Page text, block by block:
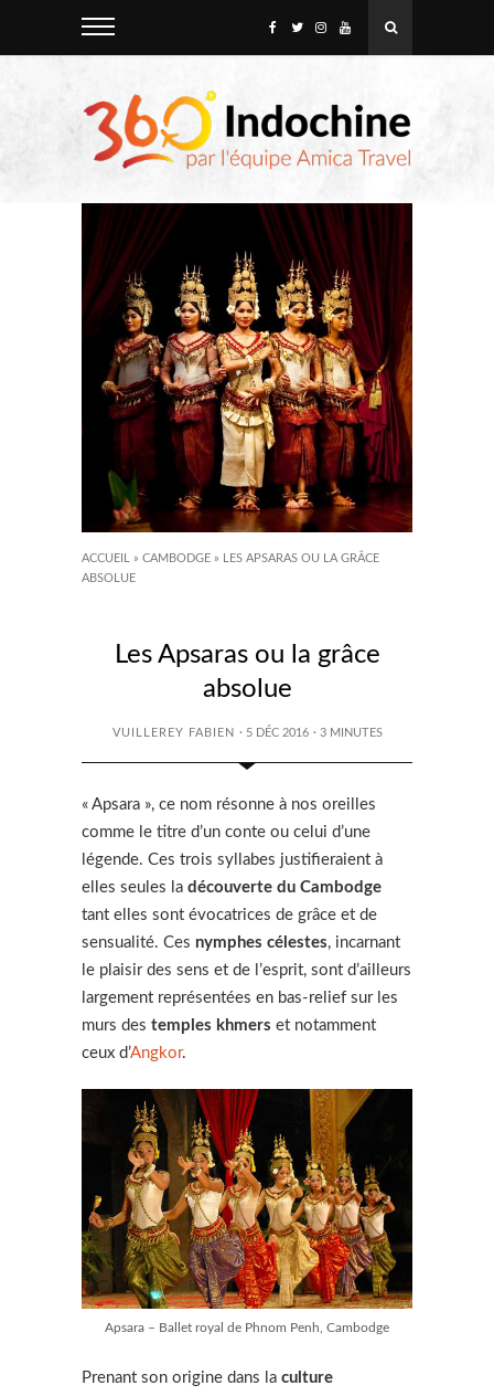
ACCUEIL » CAMBODGE »
LES APSARAS OU LA GRÂCE
ABSOLUE
Les Apsaras ou la grâce
absolue
VUILLEREY FABIEN · 5 DÉC 2016 · 3 MINUTES
« Apsara », ce nom résonne à nos oreilles
comme le titre d’un conte ou celui d’une
légende. Ces trois syllabes justifieraient à
elles seules la découverte du Cambodge
tant elles sont évocatrices de grâce et de
sensualité. Ces nymphes célestes, incarnant
le plaisir des sens et de l’esprit, sont d’ailleurs
largement représentées en bas-relief sur les
murs des temples khmers et notamment
ceux d’Angkor.
Apsara – Ballet royal de Phnom Penh, Cambodge
Prenant son origine dans la culture